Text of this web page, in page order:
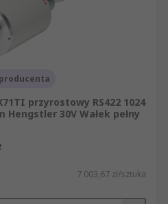
przyrostowy RS422 1024
Hengstler 30V Wałek pełny
7 003,67 zł/sztuka